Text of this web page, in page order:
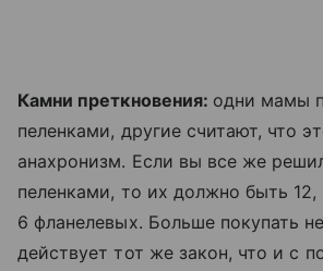
Камни преткновения: одни мамы
пеленками, другие считают, что
анахронизм. Если вы все же
пеленками, то их должно быть
6 фланелевых. Больше покупать
действует тот же закон, что и с